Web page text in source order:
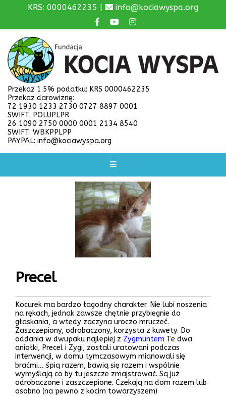
KRS: 0000462235 | info@kociawyspa.org
Przekaż 1.5% podatku: KRS 0000462235
Przekaż darowiznę:
72 1930 1233 2730 0727 8897 0001
SWIFT: POLUPLPR
26 1090 2750 0000 0001 2134 8540
SWIFT: WBKPPLPP
PAYPAL: info@kociawyspa.org
Precel
Kocurek ma bardzo łagodny charakter. Nie lubi noszenia
na rękach, jednak zawsze chętnie przybiegnie do
głaskania, a wtedy zaczyna uroczo mruczeć.
Zaszczepiony, odrobaczony, korzysta z kuwety. Do
oddania w dwupaku najlepiej z Zygmuntem Te dwa
aniołki, Precel i Zygi, zostali uratowani podczas
interwencji, w domu tymczasowym mianowali się
braćmi… śpią razem, bawią się razem i wspólnie
wymyślają co by tu jeszcze zmajstrować. Są już
odrobaczone i zaszczepione. Czekają na dom razem lub
osobno (na pewno z kocim towarzyszem)